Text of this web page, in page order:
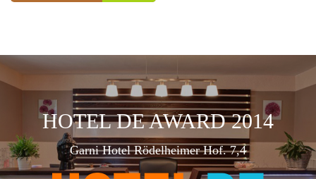
HOTEL DE AWARD 2014
Garni Hotel Rödelheimer Hof. 7,4